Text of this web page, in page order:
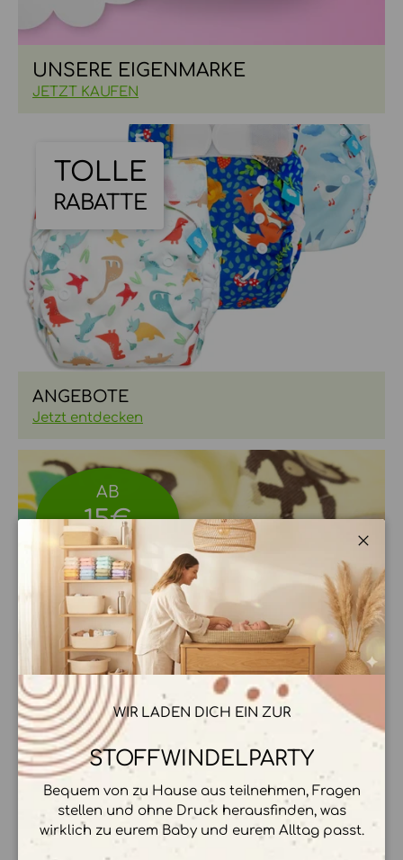
UNSERE EIGENMARKE
JETZT KAUFEN
TOLLE
RABATTE
ANGEBOTE
Jetzt entdecken
AB
15€
ÜBERHOSEN
STOFFWINDEL ÜBERHOSEN
Einfach mal testen
STOFFWINDELPARTY
WIR LADEN DICH EIN ZUR
STOFFWINDELPARTY
Bequem von zu Hause aus teilnehmen, Fragen
stellen und ohne Druck herausfinden, was
wirklich zu eurem Baby und eurem Alltag passt.